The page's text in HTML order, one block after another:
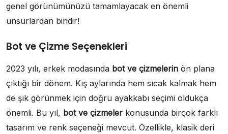
genel görünümünüzü tamamlayacak en önemli
unsurlardan biridir!
Bot ve Çizme Seçenekleri
2023 yılı, erkek modasında bot ve çizmelerin ön plana
çıktığı bir dönem. Kış aylarında hem sıcak kalmak hem
de şık görünmek için doğru ayakkabı seçimi oldukça
önemli. Bu yıl, bot ve çizmeler konusunda birçok farklı
tasarım ve renk seçeneği mevcut. Özellikle, klasik deri